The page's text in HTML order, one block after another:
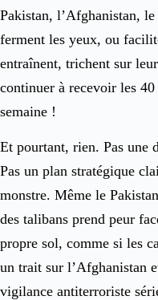
Pakistan, l’Afghanistan,
ferment les yeux, ou
entraînent, trichent sur
continuer à recevoir les
semaine !
Et pourtant, rien. Pas une
Pas un plan stratégique
monstre. Même le
des talibans prend peur
propre sol, comme si les
un trait sur l’Afghanistan
vigilance antiterroriste